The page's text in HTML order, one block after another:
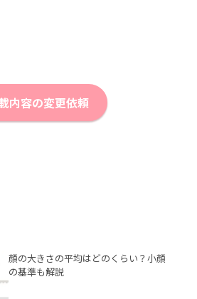
内容の変更依頼
顔の大きさの平均はどのくらい？小顔
の基準も解説